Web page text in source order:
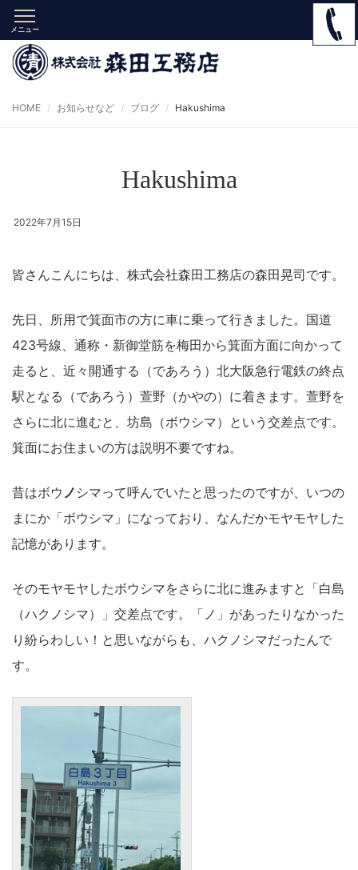
メニュー
HOME お知らせなど ブログ Hakushima
Hakushima
2022年7月15日
皆さんこんにちは、株式会社森田工務店の森田晃司です。
先日、所用で箕面市の方に車に乗って行きました。国道
423号線、通称・新御堂筋を梅田から箕面方面に向かって
走ると、近々開通する（であろう）北大阪急行電鉄の終点
駅となる（であろう）萱野（かやの）に着きます。萱野を
さらに北に進むと、坊島（ボウシマ）という交差点です。
箕面にお住まいの方は説明不要ですね。
昔はボウ ノ シマって呼んでいたと思ったのですが、いつの
まにか「ボウシマ」になっており、なんだかモヤモヤした
記憶があります。
そのモヤモヤしたボウシマをさらに北に進みますと「白島
（ハクノシマ）」交差点です。「ノ」があったりなかった
り紛らわしい！と思いながらも、ハクノシマだったんで
す。